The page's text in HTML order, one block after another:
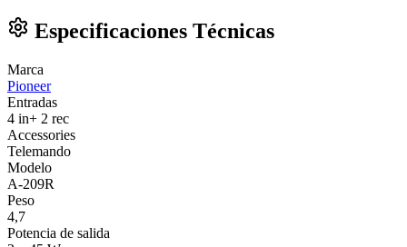
Especificaciones Técnicas
Marca
Pioneer
Entradas
4 in+ 2 rec
Accessories
Telemando
Modelo
A-209R
Peso
4,7
Potencia de salida